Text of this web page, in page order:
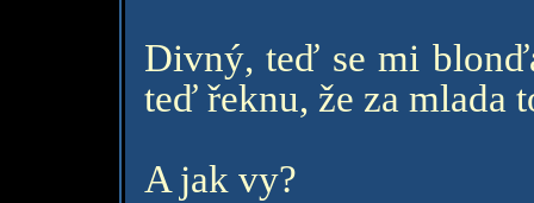
Divný, teď se mi
teď řeknu, že za mlada
A jak vy?